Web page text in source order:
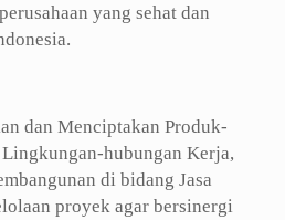
yang sehat dan
dan Menciptakan Produk-
hubungan Kerja,
di bidang Jasa
proyek agar bersinergi